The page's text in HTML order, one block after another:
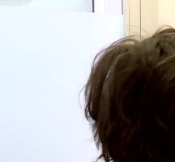
La adicción al móvil y los videojuegos